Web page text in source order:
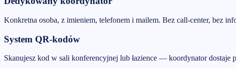
Konkretna osoba, z imieniem, telefonem i mailem. Bez call-center, bez
System QR-kodów
Skanujesz kod w sali konferencyjnej lub łazience — koordynator dostaje